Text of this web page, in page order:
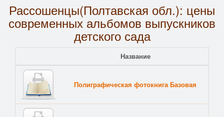
Рассошенцы(Полтавская обл.): цены
современных альбомов выпускников
детского сада
Название
Полиграфическая фотокнига Базовая